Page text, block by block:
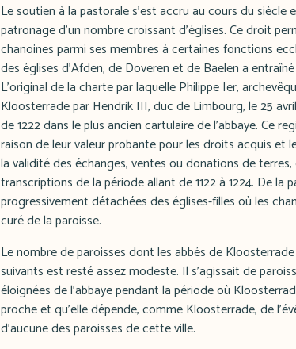
Le soutien à la pastorale s'est accru au cours du
patronage d'un nombre croissant d'églises. Ce droit
chanoines parmi ses membres à certaines fonctions
des églises d'Afden, de Doveren et de Baelen a
L'original de la charte par laquelle Philippe Ier,
Kloosterrade par Hendrik III, duc de Limbourg, le 25
de 1222 dans le plus ancien cartulaire de l'abbaye. Ce
raison de leur valeur probante pour les droits acquis
la validité des échanges, ventes ou donations de
transcriptions de la période allant de 1122 à 1224. De
progressivement détachées des églises-filles où les
curé de la paroisse.
Le nombre de paroisses dont les abbés de
suivants est resté assez modeste. Il s'agissait de
éloignées de l'abbaye pendant la période où
proche et qu'elle dépende, comme Kloosterrade, de
d'aucune des paroisses de cette ville.